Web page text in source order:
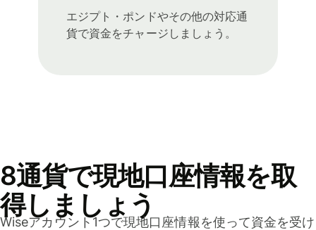
エジプト・ポンドやその他の対応通
貨で資金をチャージしましょう。
8通貨で現地口座情報を取
得しましょう
Wiseアカウント1つで現地口座情報を使って資金を受け